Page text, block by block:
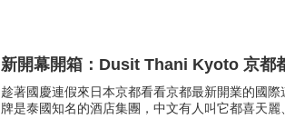
新開幕開箱：Dusit Thani Kyoto 京都
趁著國慶連假來日本京都看看京都最新開業的國
牌是泰國知名的酒店集團，中文有人叫它都喜天